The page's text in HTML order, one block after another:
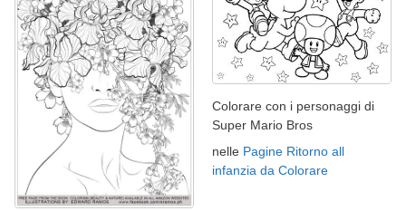
Colorare con i personaggi di
Super Mario Bros
nelle Pagine Ritorno all
infanzia da Colorare